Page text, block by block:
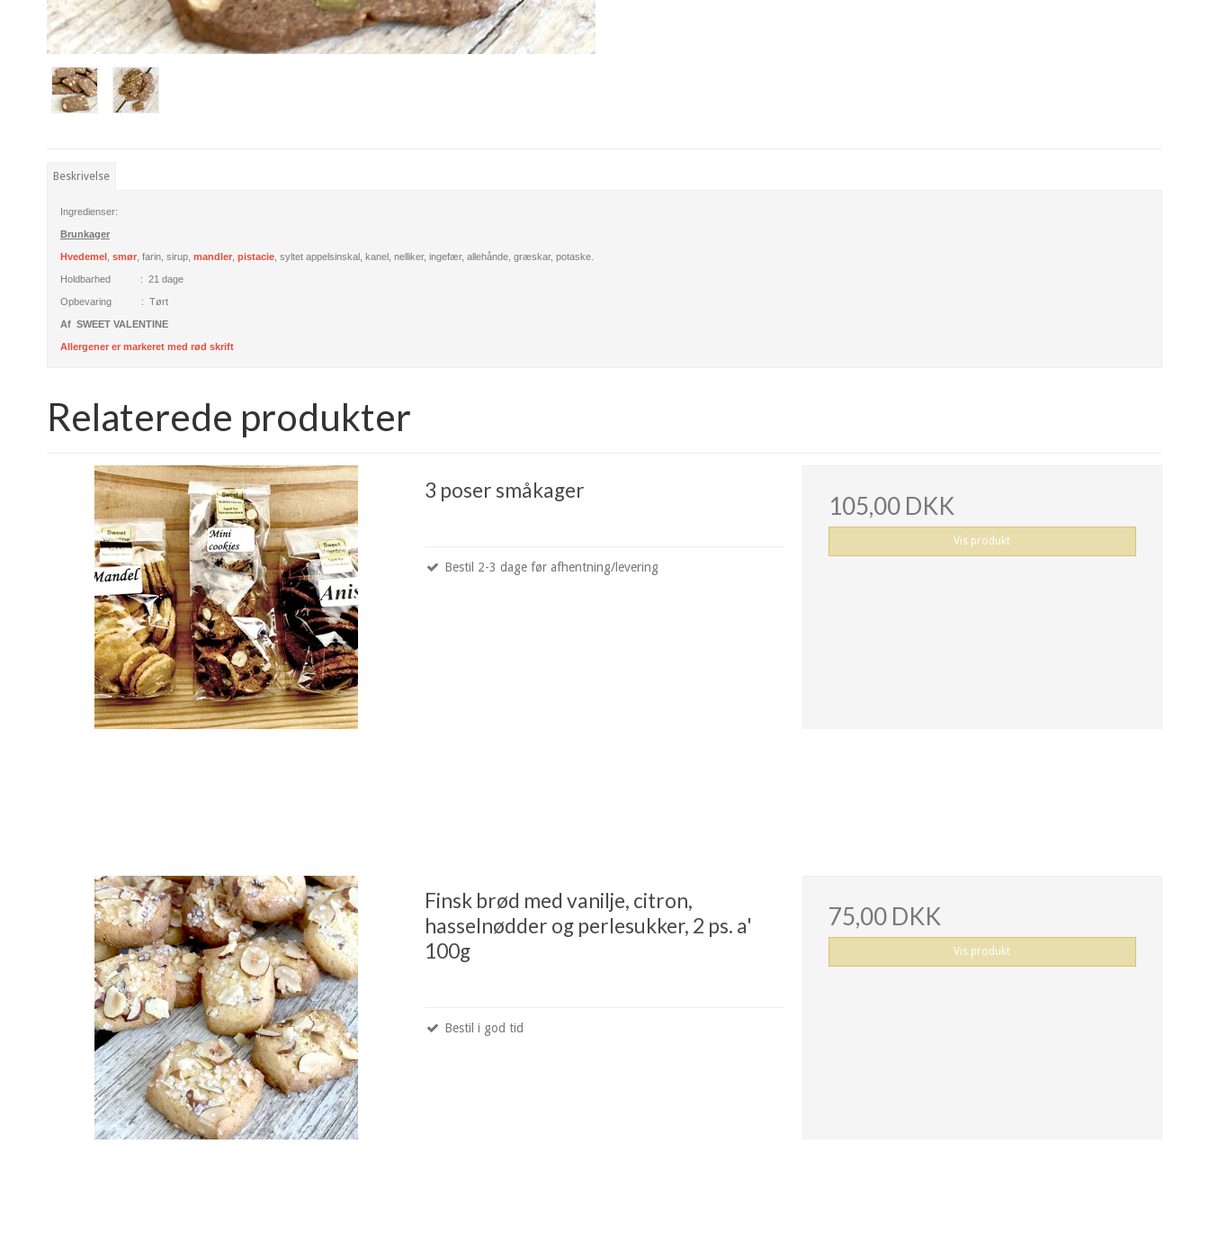
Beskrivelse
Ingredienser:
Brunkager
Hvedemel smør , farin, sirup, mandler pistacie , syltet appelsinskal, kanel, nelliker, ingefær, allehånde, græskar, potaske.
Holdbarhed : 21 dage
Opbevaring : Tørt
Af SWEET VALENTINE
Allergener er markeret med rød skrift
Relaterede produkter
3 poser småkager
Bestil 2-3 dage før afhentning/levering
105,00 DKK
Vis produkt
Finsk brød med vanilje, citron,
hasselnødder og perlesukker, 2 ps. a'
100g
Bestil i god tid
75,00 DKK
Vis produkt